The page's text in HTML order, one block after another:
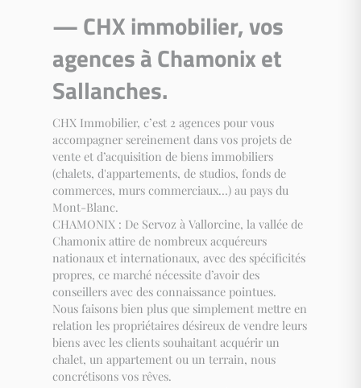
— CHX immobilier, vos
agences à Chamonix et
Sallanches.
CHX Immobilier, c’est 2 agences pour vous
accompagner sereinement dans vos projets de
vente et d’acquisition de biens immobiliers
(chalets, d'appartements, de studios, fonds de
commerces, murs commerciaux…) au pays du
Mont-Blanc.
CHAMONIX : De Servoz à Vallorcine, la vallée de
Chamonix attire de nombreux acquéreurs
nationaux et internationaux, avec des spécificités
propres, ce marché nécessite d’avoir des
conseillers avec des connaissance pointues.
Nous faisons bien plus que simplement mettre en
relation les propriétaires désireux de vendre leurs
biens avec les clients souhaitant acquérir un
chalet, un appartement ou un terrain, nous
concrétisons vos rêves.